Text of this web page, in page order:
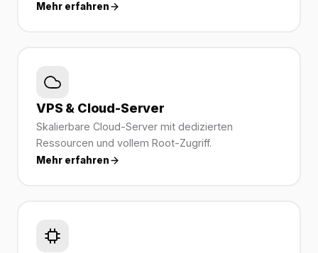
Mehr erfahren
VPS & Cloud-Server
Skalierbare Cloud-Server mit dedizierten
Ressourcen und vollem Root-Zugriff.
Mehr erfahren